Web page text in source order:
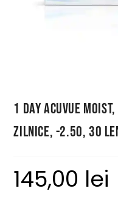
1 Day Acuvue
zilnice, -2.50, 30
145,00 lei